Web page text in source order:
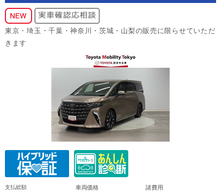
東京・埼玉・千葉・神奈川・茨城・山梨の販売に限らせていただ
きます
支払総額 車両価格 諸費用